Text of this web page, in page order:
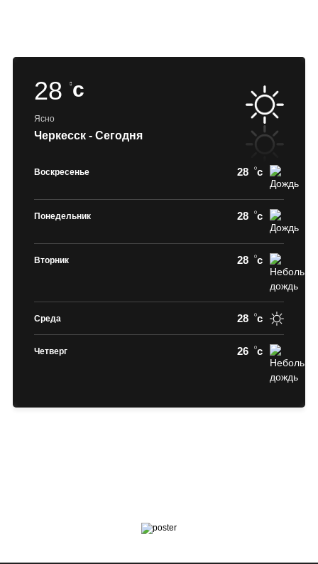
28 c
Ясно
Черкесск - Сегодня
Воскресенье 28 c
Понедельник 28 c
Вторник 28 c
Среда 28 c
Четверг 26 c